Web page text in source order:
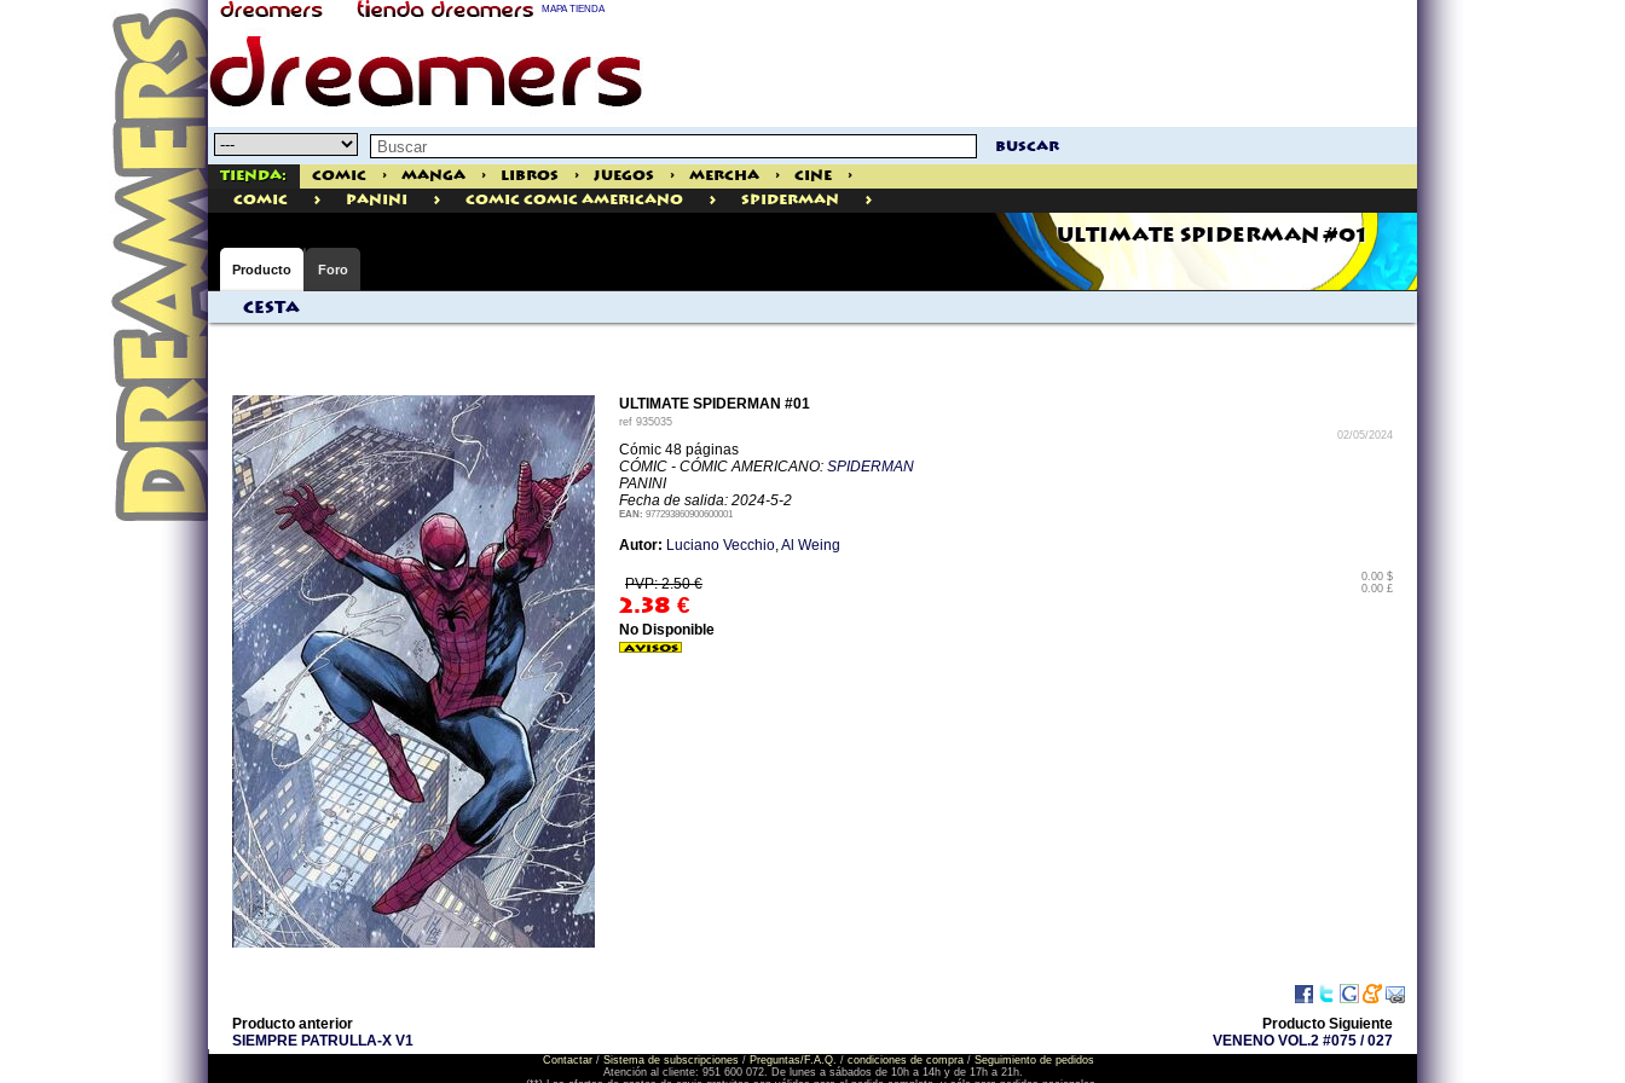
MAPA TIENDA
buscar
Tienda: Comic > Manga > Libros > Juegos > Mercha > Cine
>
comic
> PANINI > Comic Comic Americano > Spiderman >
ULTIMATE SPIDERMAN #01
Producto Foro
Cesta
ULTIMATE SPIDERMAN #01
ref 935035
02/05/2024
Cómic 48 páginas
CÓMIC - CÓMIC AMERICANO: SPIDERMAN
PANINI
Fecha de salida: 2024-5-2
EAN: 977293860900600001
Autor: Luciano Vecchio,Al Weing
PVP: 2.50 €
2.38 €
0.00 $
0.00 £
No Disponible
Producto anterior
SIEMPRE PATRULLA-X V1
Producto Siguiente
VENENO VOL.2 #075 / 027
Contactar / Sistema de subscripciones / Preguntas/F.A.Q. / condiciones de compra / Seguimiento de pedidos
Atención al cliente: 951 600 072. De lunes a sábados de 10h a 14h y de 17h a 21h.